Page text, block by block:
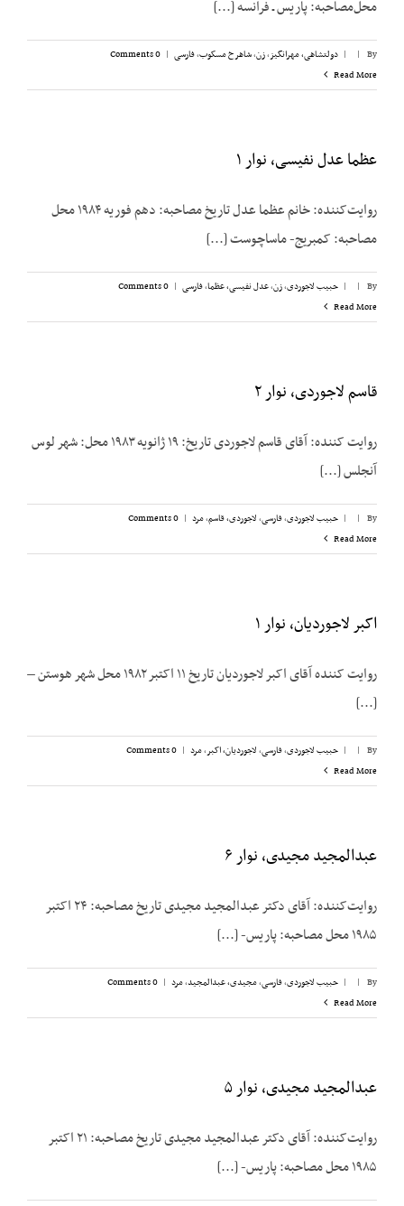
محل‌مصاحبه: پاریس ـ فرانسه [...]
By
|
| دولتشاهی، مهرانگیز,زن,شاهرخ مسکوب,فارسی |
0 Comments
Read More
عظما عدل نفیسی، نوار ۱
روایت‌کننده: خانم عظما عدل تاریخ مصاحبه: دهم فوریه ۱۹۸۴ محل
مصاحبه: کمبریج- ماساچوست [...]
By
|
| حبیب لاجوردی,زن,عدل نفیسی، عظما,فارسی |
0 Comments
Read More
قاسم لاجوردی، نوار ۲
روایت کننده: آقای قاسم لاجوردی تاریخ: ۱۹ ژانویه ۱۹۸۳ محل: شهر لوس
آنجلس [...]
By
|
| حبیب لاجوردی,فارسی,لاجوردی، قاسم,مرد |
0 Comments
Read More
اکبر لاجوردیان، نوار ۱
روایت کننده آقای اکبر لاجوردیان تاریخ ۱۱ اکتبر ۱۹۸۲ محل شهر هوستن –
[...]
By
|
| حبیب لاجوردی,فارسی,لاجوردیان، اکبر,مرد |
0 Comments
Read More
عبدالمجید مجیدی، نوار ۶
روایت‌کننده: آقای دکتر عبدالمجید مجیدی تاریخ مصاحبه: ۲۴ اکتبر
۱۹۸۵ محل مصاحبه: پاریس- [...]
By
|
| حبیب لاجوردی,فارسی,مجیدی،‌ عبدالمجید,مرد |
0 Comments
Read More
عبدالمجید مجیدی، نوار ۵
روایت‌کننده: آقای دکتر عبدالمجید مجیدی تاریخ مصاحبه: ۲۱ اکتبر
۱۹۸۵ محل مصاحبه: پاریس- [...]